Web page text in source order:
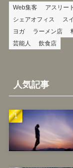
Web集客 アスリート
シェアオフィス
ス
ヨガ
ラーメン店
芸能人
飲食店
人気記事